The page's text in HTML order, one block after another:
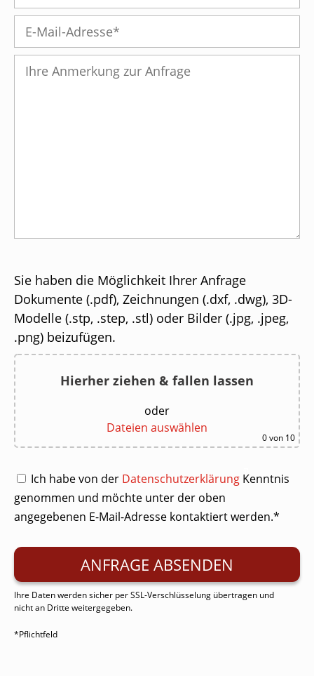
Sie haben die Möglichkeit Ihrer Anfrage
Dokumente (.pdf), Zeichnungen (.dxf, .dwg), 3D-
Modelle (.stp, .step, .stl) oder Bilder (.jpg, .jpeg,
.png) beizufügen.
Hierher ziehen & fallen lassen
oder
Dateien auswählen
0von 10
Ich habe von der Datenschutzerklärung Kenntnis
genommen und möchte unter der oben
angegebenen E-Mail-Adresse kontaktiert werden.*
Ihre Daten werden sicher per SSL-Verschlüsselung übertragen und
nicht an Dritte weitergegeben.
*Pflichtfeld